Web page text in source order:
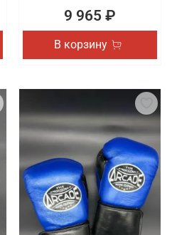
9 965 ₽
В корзину